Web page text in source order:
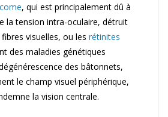
, qui est principalement dû à
la tension intra-oculaire, détruit
visuelles, ou les rétinites
des maladies génétiques
des bâtonnets,
le champ visuel périphérique,
la vision centrale.